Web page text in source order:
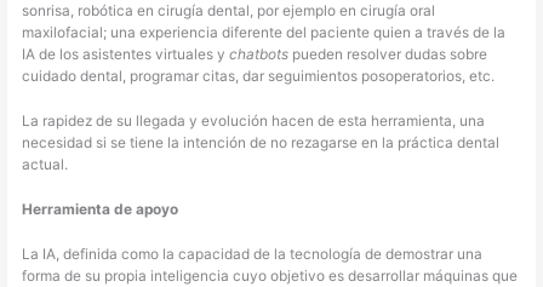
sonrisa, robótica en cirugía dental, por ejemplo en cirugía oral
maxilofacial; una experiencia diferente del paciente quien a través de la
IA de los asistentes virtuales ychatbots pueden resolver dudas sobre
cuidado dental, programar citas, dar seguimientos posoperatorios, etc.
La rapidez de su llegada y evolución hacen de esta herramienta, una
necesidad si se tiene la intención de no rezagarse en la práctica dental
actual.
Herramienta de apoyo
La IA, definida como la capacidad de la tecnología de demostrar una
forma de su propia inteligencia cuyo objetivo es desarrollar máquinas que